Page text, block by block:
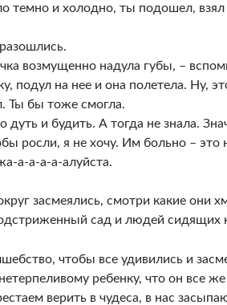
темно и холодно, ты подошел, взял
возмущенно надула губы, –
подул на нее и она полетела. Ну,
Ты бы тоже смогла.
дуть и будить. А тогда не знала.
росли, я не хочу. Им больно – это
а-а-а-а-алуйста.
засмеялись, смотри какие они
сад и людей сидящих
чтобы все удивились и
ребенку, что он все
верить в чудеса, в нас